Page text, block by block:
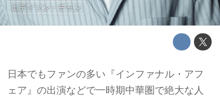
エディソン・チャン
日本でもファンの多い『インファナル・アフ
ェア』の出演などで一時期中華圏で絶大な人